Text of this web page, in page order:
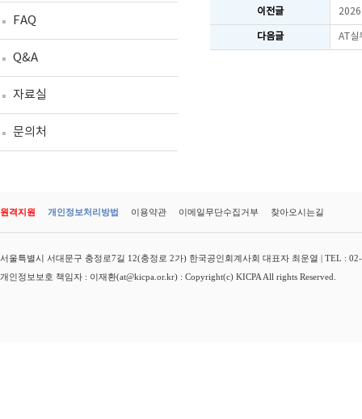
FAQ
Q&A
자료실
문의처
이전글 2026
다음글 AT실
원격지원 개인정보처리방법 이용약관 이메일무단수집거부 찾아오시는길
서울특별시 서대문구 충정로7길 12(충정로 2가) 한국공인회계사회 대표자 최운열 | TEL :
개인정보보호 책임자 : 이재환(at@kicpa.or.kr) : Copyright(c) KICPA All rights Reserved.